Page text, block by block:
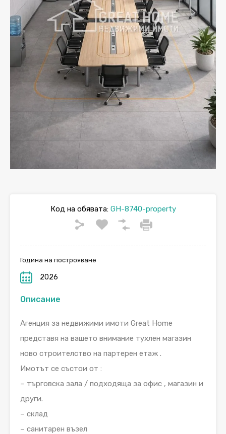
Код на обявата:GH-8740-property
Година на построяване
2026
Описание
Aгенция за недвижими имоти Great Home
представя на вашето внимание тухлен магазин
ново строителство на партерен етаж .
Имотът се състои от :
– търговска зала / подходяща за офис , магазин и
други.
– склад
– санитарен възел